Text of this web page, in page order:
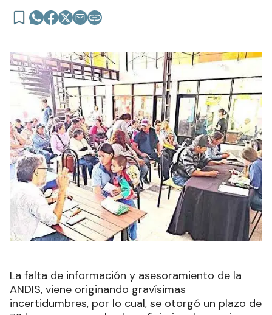
La falta de información y asesoramiento de la
ANDIS, viene originando gravísimas
incertidumbres, por lo cual, se otorgó un plazo de